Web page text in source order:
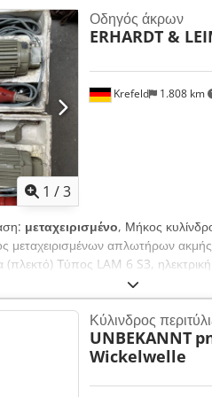
1 /3
Krefeld 1.808 km
Οδηγός άκρων
ERHARDT &
μεταχειρισμένο, Μήκος
μεταχειρισμένων απλωτήρων
Τύπος LAM 6 S3,
Κύλινδρος
UNBEKANNT
Wickelwelle